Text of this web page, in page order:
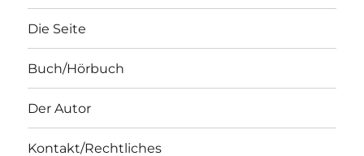
Die Seite
Buch/Hörbuch
Der Autor
Kontakt/Rechtliches